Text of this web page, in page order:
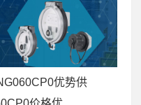
优势供